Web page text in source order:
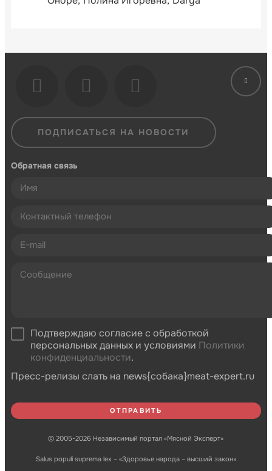
ПОДПИСАТЬСЯ НА НОВОСТИ
Обратная связь
Подтверждаю согласие с обработкой
персональных данных и условиями Политики
конфиденциальности.
Пресс-релизы слать на news{собака}meat-expert.ru
© 2005-2026 Независимый портал «Мясной Эксперт»
Salus populi suprema lex – «Здоровье народа – высший закон»